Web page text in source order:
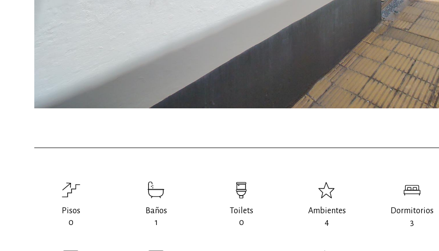
Pisos
0
Baños
1
Toilets
0
Ambientes
4
Dormitorios
3